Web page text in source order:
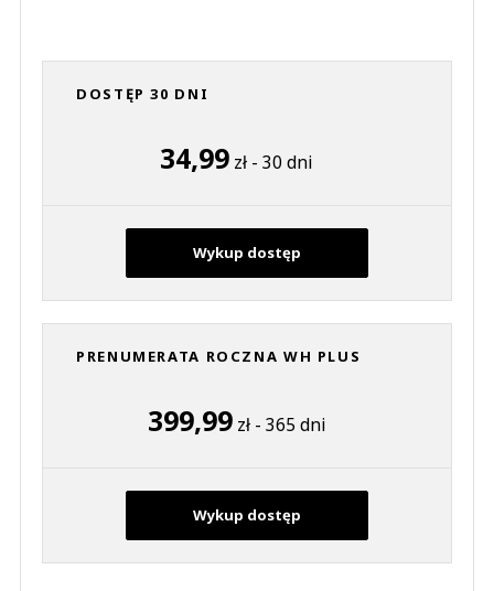
DOSTĘP 30 DNI
34,99 zł - 30 dni
Wykup dostęp
PRENUMERATA ROCZNA WH PLUS
399,99zł - 365 dni
Wykup dostęp